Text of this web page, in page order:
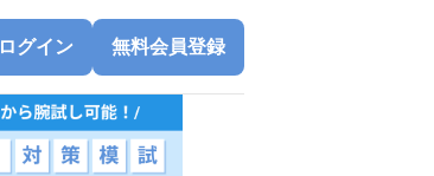
ログイン 無料会員登録